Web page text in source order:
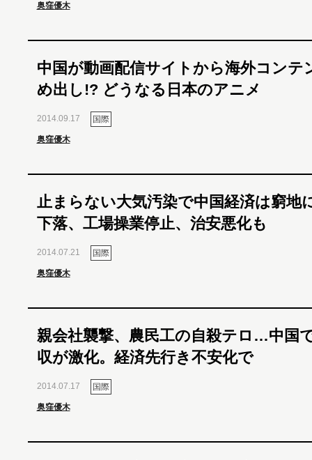
奥窪優木
中国が動画配信サイトから海外コンテ
め出し!? どうなる日本のアニメ
2014.09.17 国際
奥窪優木
止まらない大気汚染で中国経済は窮地
下落、工場操業停止、治安悪化も
2014.07.21 国際
奥窪優木
親会社襲撃、農民工の自殺テロ…中国
収が激化。経済先行き不安化で
2014.07.17 国際
奥窪優木